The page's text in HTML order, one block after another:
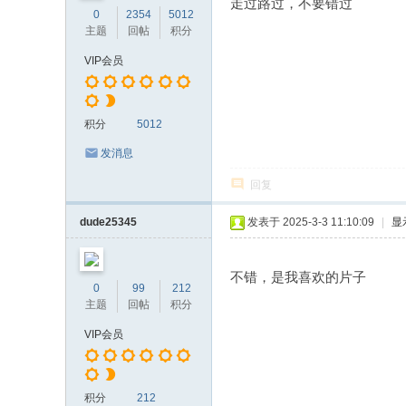
0
主题
2354
回帖
5012
积分
VIP会员
积分 5012
发消息
走过路过，不要错过
回复
dude25345
0
主题
99
回帖
212
积分
VIP会员
积分 212
发表于 2025-3-3 11:10:09 显
不错，是我喜欢的片子